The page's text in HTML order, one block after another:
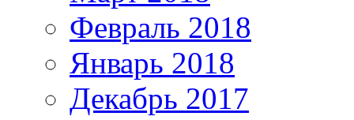
Февраль 2018
Январь 2018
Декабрь 2017